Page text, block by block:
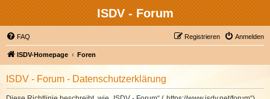
ISDV - Forum
FAQ Anmelden
Registrieren
ISDV-Homepage Foren
ISDV - Forum - Datenschutzerklärung